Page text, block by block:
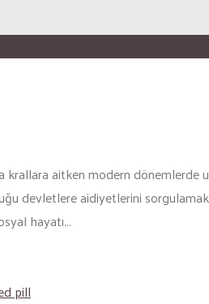
aitken modern
devletlere aidiyetlerini
hayatı...
pill